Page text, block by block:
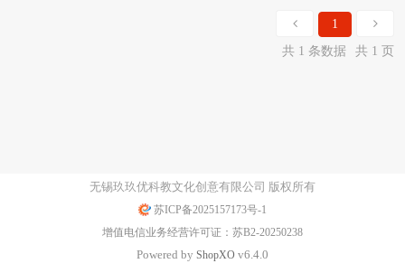
1
共 1 条数据
共 1 页
无锡玖玖优科教文化创意有限公司 版权所有
苏ICP备2025157173号-1
增值电信业务经营许可证：苏B2-20250238
Powered by ShopXO v6.4.0